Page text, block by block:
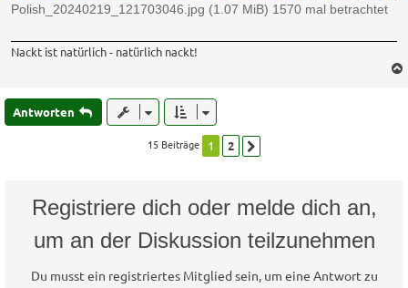
Polish_20240219_121703046.jpg (1.07 MiB) 1570 mal betrachtet
Nackt ist natürlich - natürlich nackt!
Antworten
15 Beiträge 1 2
Registriere dich oder melde dich an,
um an der Diskussion teilzunehmen
Du musst ein registriertes Mitglied sein, um eine Antwort zu